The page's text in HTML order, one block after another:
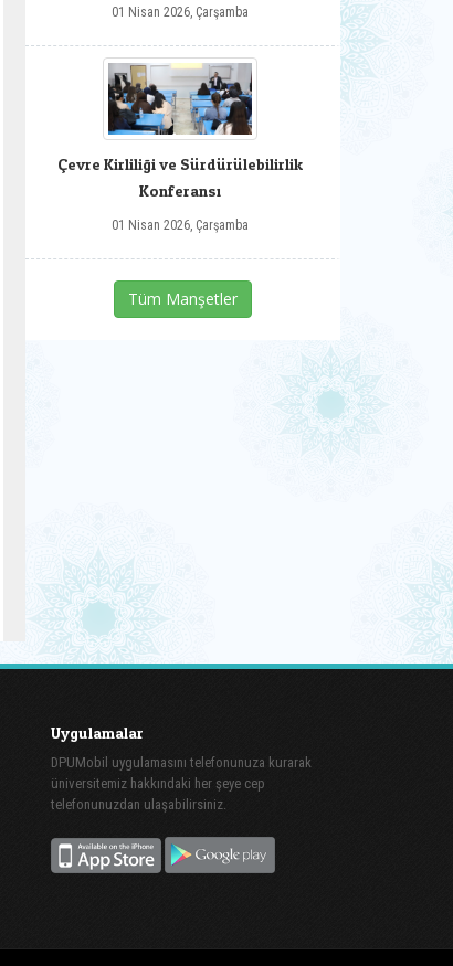
01 Nisan 2026, Çarşamba
Çevre Kirliliği ve Sürdürülebilirlik
Konferansı
01 Nisan 2026, Çarşamba
Tüm Manşetler
Uygulamalar
DPUMobil uygulamasını telefonunuza kurarak
üniversitemiz hakkındaki her şeye cep
telefonunuzdan ulaşabilirsiniz.